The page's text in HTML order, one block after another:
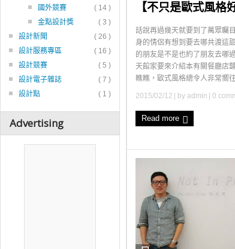
【不只是歐式風格
話說再過幾天就要到了萬眾矚
身的情侶有想到要去哪共渡這
的朋友是不是也約了朋友去哪
天館家要來介紹本有關餐廳店
瞧瞧，歐式風格總令人非常嚮
2015/02/12 | by admin | 0
Read more
國外競賽
( 14 )
金點設計獎
( 3 )
設計新聞
( 26 )
設計服務專區
( 16 )
設計競賽
( 5 )
設計電子雜誌
( 7 )
設計點
( 1 )
Advertising